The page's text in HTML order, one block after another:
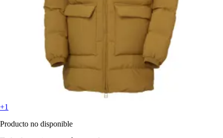
+1
Producto no disponible